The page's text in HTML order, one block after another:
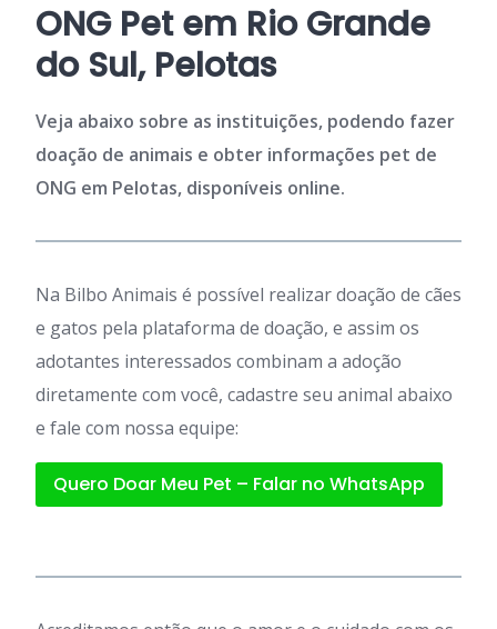
ONG Pet em Rio Grande
do Sul, Pelotas
Veja abaixo sobre as instituições, podendo fazer
doação de animais e obter informações pet de
ONG em Pelotas, disponíveis online.
Na Bilbo Animais é possível realizar doação de cães
e gatos pela plataforma de doação, e assim os
adotantes interessados combinam a adoção
diretamente com você, cadastre seu animal abaixo
e fale com nossa equipe:
Quero Doar Meu Pet – Falar no WhatsApp